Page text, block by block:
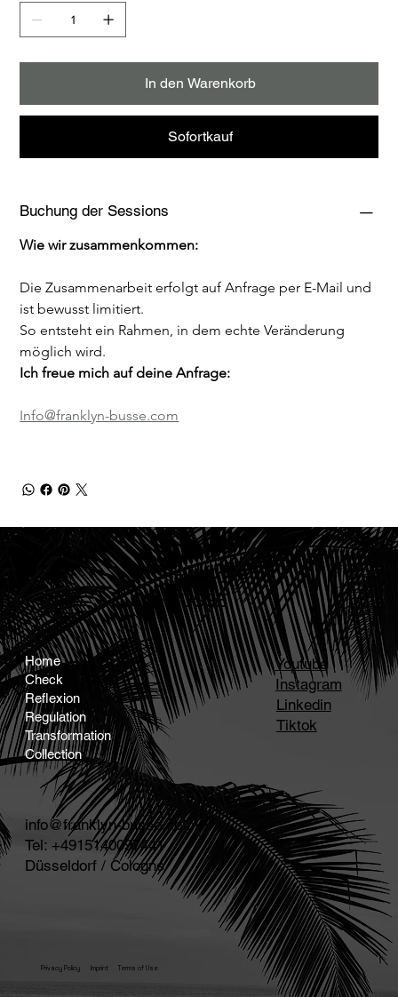
In den Warenkorb
Sofortkauf
Buchung der Sessions
Wie wir zusammenkommen:
Die Zusammenarbeit erfolgt auf Anfrage per E-Mail und
ist bewusst limitiert.
So entsteht ein Rahmen, in dem echte Veränderung
möglich wird.
Ich freue mich auf deine Anfrage:
Info@franklyn-busse.com
FRANKLYN
BUSSÉ
Home
Check
Reflexion
Regulation
Transformation
Collection
Youtube
Instagram
Linkedin
Tiktok
info@franklyn-busse.com
Tel: +4915140097441
Düsseldorf / Cologne
Privacy Policy Imprint Terms of Use